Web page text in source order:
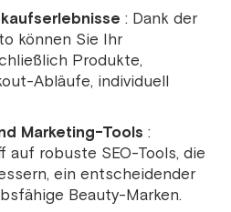
: Dank der
können Sie Ihr
Produkte,
Abläufe, individuell
Marketing-Tools :
robuste SEO-Tools, die
ein entscheidender
Beauty-Marken.